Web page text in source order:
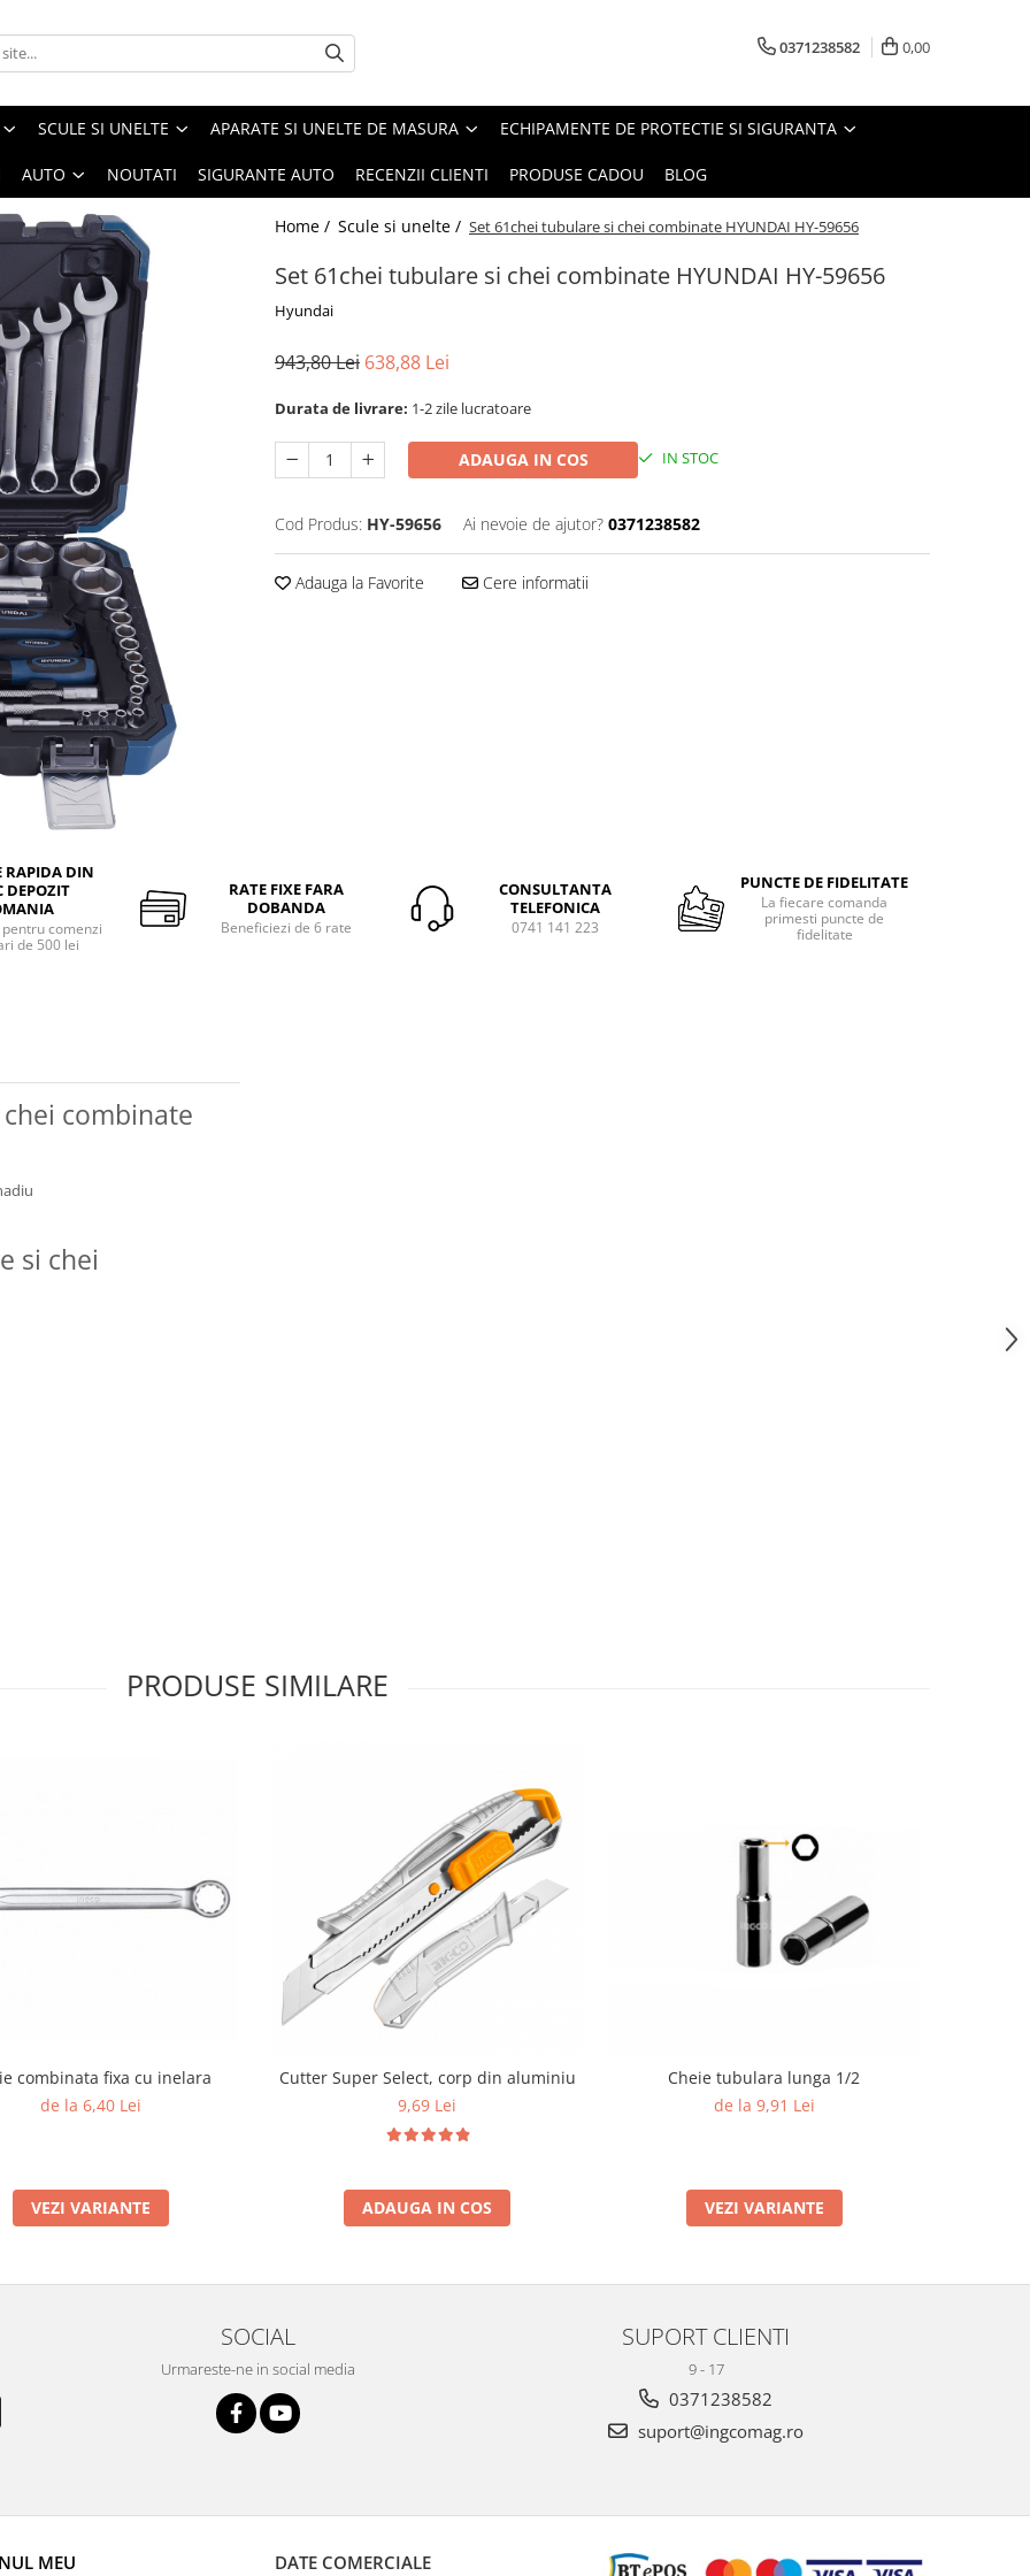
0371238582 0,00
SCULE SI UNELTE APARATE SI UNELTE DE MASURA ECHIPAMENTE DE PROTECTIE SI SIGURANTA
AUTO NOUTATI SIGURANTE AUTO RECENZII CLIENTI PRODUSE CADOU BLOG
Home / Scule si unelte / Set 61chei tubulare si chei combinate HYUNDAI HY-59656
Set 61chei tubulare si chei combinate HYUNDAI HY-59656
Hyundai
943,80 Lei 638,88 Lei
Durata de livrare: 1-2 zile lucratoare
ADAUGA IN COS IN STOC
Cod Produs: HY-59656 Ai nevoie de ajutor? 0371238582
Adauga la Favorite Cere informatii
RAPIDA DIN
DEPOZIT
comenzi
de 500 lei
RATE FIXE FARA
DOBANDA
Beneficiezi de 6 rate
CONSULTANTA
TELEFONICA
0741 141 223
PUNCTE DE FIDELITATE
La fiecare comanda
primesti puncte de
fidelitate
combinate
si chei
PRODUSE SIMILARE
combinata fixa cu inelara
de la 6,40 Lei
VEZI VARIANTE
Cutter Super Select, corp din aluminiu
9,69 Lei
ADAUGA IN COS
Cheie tubulara lunga 1/2
de la 9,91 Lei
VEZI VARIANTE
SOCIAL
Urmareste-ne in social media
SUPORT CLIENTI
9 - 17
0371238582
suport@ingcomag.ro
MEU DATE COMERCIALE